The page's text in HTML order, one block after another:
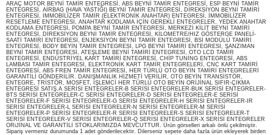
ARAÇ MOTOR BEYNİ TAMİR ENTEGRESİ, ABS BEYNİ TAMİR ENTEGRESİ, ESP BEYNİ TAMİR
ENTEGRESİ, AİRBAG (HAVA YASTIĞI) BEYNİ TAMİR ENTEGRESİ, DİREKSİYON BEYNİ TAMİRİ
ENTEGRESİ, İMMOBİLİZER TAMİR (ELEKTRONİK ANAHTAR) ENTEGRESİ, İMMOBİLİZER
RESETLEME ENTEGRESİ, ANAHTAR KODLAMA İÇİN GEREKLİ ENTEGRELER, YEDEK ANAHTAR
KODLAMA ENTEGRESİ, POMPA BEYNİ TAMİR ENTEGRESİ, MERKEZİ KİLİT BEYNİ TAMİRİ
ENTEGRESİ, DİREKSİYON BEYNİ TAMİR ENTEGRESİ, KİLOMETRE/HIZ GÖSTERGE PANELİ-
SAATİ TAMİRİ ENTEGRESİ, ENJEKSİYON BEYNİ TAMİR ENTEGRESİ, BSİ MODÜLÜ TAMİRİ
ENTEGRESİ, BODY BEYİN TAMİR ENTEGRESİ, LPG BEYNİ TAMİRİ ENTEGRESİ, ŞANZIMAN
BEYNİ TAMİR ENTEGRESİ, ATEŞLEME BEYNİ TAMİRİ ENTEGRESİ, OTO LCD TAMİR
ENTEGRESİ, ENDÜSTRİYEL KART TAMİRİ ENTEGRESİ, CHİP TUNİNG ENTEGRESİ, ABS
LAMBASI TAMİR ENTEGRESİ, ELEKTRONİK KART TAMİR ENTEGRELERİ, CNC KART TAMİRİ
ENTEGRESİ, ABS FREN TAMİR ENTEGRESİ, HER TÜRLÜ OTO BEYİN TAMİRİ ENTEGRELERİ
GARANTİLİ GÖNDERİLİR. DANIŞMANLIK HİZMETİ VERİLİR, OTO BEYİN TRANSİSTÖR,
ENTEGRE, TRİSTÖR, MOSFET, İŞLEMCİ HER TÜRLÜ OTO BEYİN ORİJİNAL SIFIR-ÇIKMA
ENTEGRESİ SATIŞ.A SERİSİ ENTEGRELER-B SERİSİ ENTEGRELER-BUK SERİSİ ENTEGRELER-
BTS SERİSİ ENTEGRELER-C SERİSİ ENTEGRELER-D SERİSİ ENTEGRELER-E SERİSİ
ENTEGRELER-F SERİSİ ENTEGRELER-G SERİSİ ENTEGRELER-H SERİSİ ENTEGRELER-IR
SERİSİ ENTEGRELER-L SERİSİ ENTEGRELER-N SERİSİ ENTEGRELER-M SERİSİ
ENTEGRELER-P SERİSİ ENTEGRELER-R SERİSİ ENTEGRELER-S SERİSİ ENTEGRELER-T
SERİSİ ENTEGRELER-V SERİSİ ENTEGRELER-Q SERİSİ ENTEGRELER-X SERİSİ ENTEGRELER
ORiJİNAL VE GARANTİLİ STOKLARIMIZDA MEVCUTTUR. Ürün görselleri arkalı önlü çekilmiştir.
Sipariş vermeniz durumunda 1 adet gönderilecektir. Dilerseniz sepete daha fazla ürün ekleyerek birden